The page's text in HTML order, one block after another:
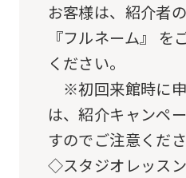
お客様は、紹介者
『フルネーム』 を
ください。
※初回来館時に
は、紹介キャンペ
すのでご注意くださ
◇スタジオレッス